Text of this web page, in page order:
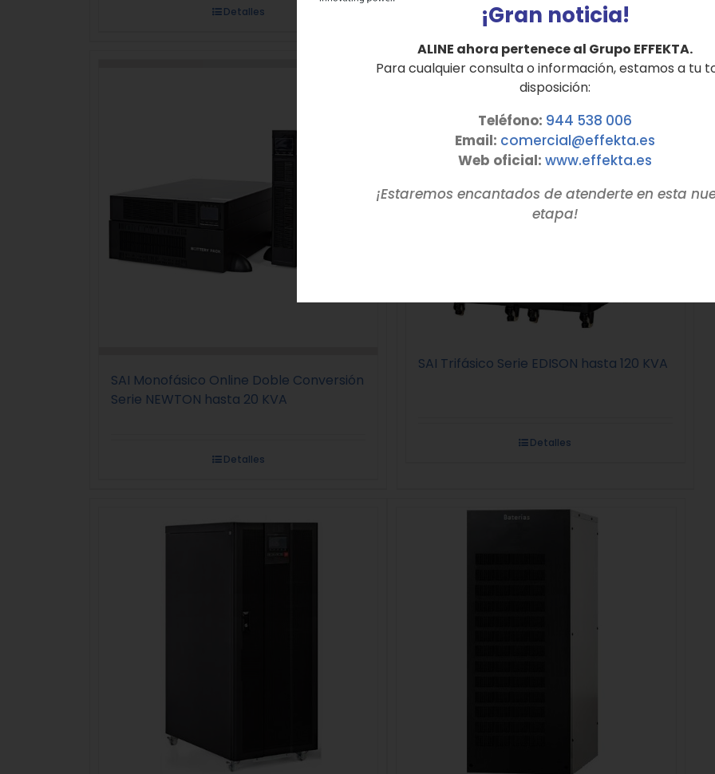
Detalles Detalles
SAI Monofásico Online Doble Conversión
Serie NEWTON hasta 20 KVA
Detalles
SAI Trifásico Serie EDISON hasta 120 KVA
Detalles
¡Gran noticia!
ALINE ahora pertenece al Grupo EFFEKTA.
Para cualquier consulta o información, estamos a tu
disposición:
Teléfono: 944 538 006
Email: comercial@effekta.es
Web oficial: www.effekta.es
¡Estaremos encantados de atenderte en esta
etapa!